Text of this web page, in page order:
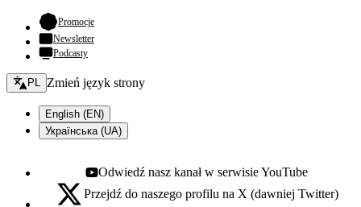
Promocje- otwiera się w nowej karcie
Newsletter
Podcasty
Zmień język - bieżący:
PL Zmień język strony
English (EN)
Українська (UA)
Youtube - otwiera się w nowej karcie
Odwiedź nasz kanał w serwisie YouTube
X - otwiera się w nowej karcie
Przejdź do naszego profilu na X (dawniej Twitter)